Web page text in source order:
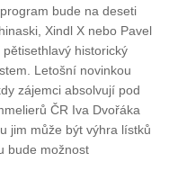
bude na deseti
Xindl X nebo Pavel
historický
Letošní novinkou
zájemci absolvují pod
ČR Iva Dvořáka
jim může být výhra lístků
bude možnost